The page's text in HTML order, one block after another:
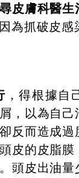
皮膚科醫生
為抓破皮感
，得根據自
，以為自己
反而造成過
皮的皮脂膜
頭皮出油量